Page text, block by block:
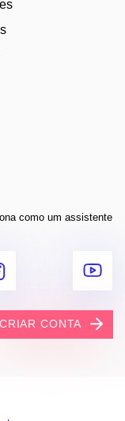
como um assistente
CRIAR CONTA